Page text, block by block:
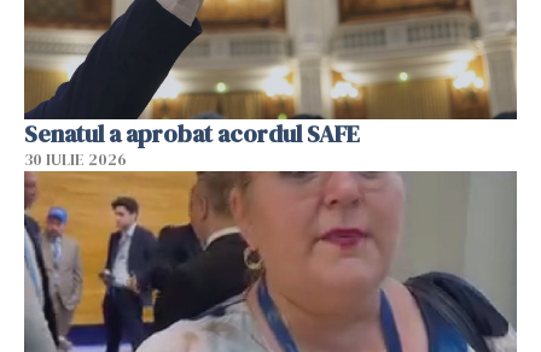
Senatul a aprobat acordul SAFE
30 IULIE 2026